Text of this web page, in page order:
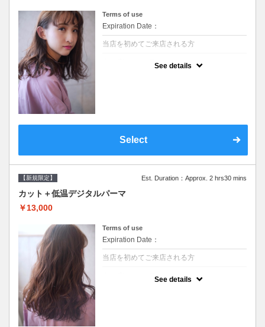
Terms of use
Expiration Date：
当店を初めてご来店される方
See details
Select
【新規限定】 Est. Duration：Approx. 2 hrs30 mins
カット＋低温デジタルパーマ
￥13,000
Terms of use
Expiration Date：
当店を初めてご来店される方
See details